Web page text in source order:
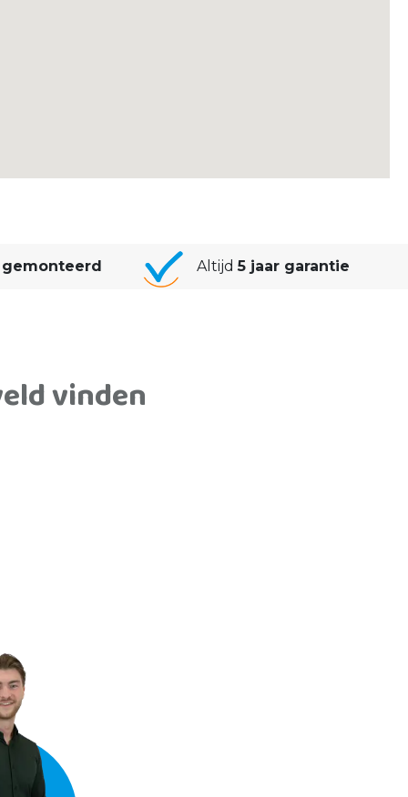
gemonteerd Altijd5 jaar garantie
vinden